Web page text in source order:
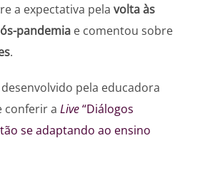
a expectativa pela volta às
pandemiae comentou sobre
.
pela educadora
conferir a Live“Diálogos
se adaptando ao ensino